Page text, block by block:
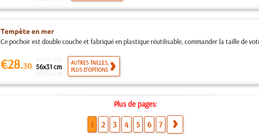
Tempête en mer
Ce pochoir est double couche et fabriqué en plastique réutilisable, commander la taille de
€28.30 56x31 cm
AUTRES TAILLES,
PLUS D'OPTIONS
Plus de pages:
1 2 3 4 5 6 7